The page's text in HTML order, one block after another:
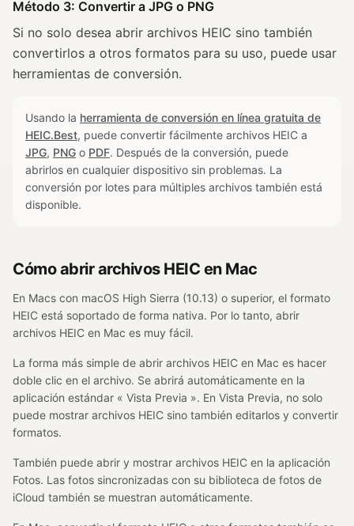
Método 3: Convertir a JPG o PNG
Si no solo desea abrir archivos HEIC sino también
convertirlos a otros formatos para su uso, puede usar
herramientas de conversión.
Usando la herramienta de conversión en línea gratuita de
HEIC.Best, puede convertir fácilmente archivos HEIC a
JPG, PNG o PDF. Después de la conversión, puede
abrirlos en cualquier dispositivo sin problemas. La
conversión por lotes para múltiples archivos también está
disponible.
Cómo abrir archivos HEIC en Mac
En Macs con macOS High Sierra (10.13) o superior, el formato
HEIC está soportado de forma nativa. Por lo tanto, abrir
archivos HEIC en Mac es muy fácil.
La forma más simple de abrir archivos HEIC en Mac es hacer
doble clic en el archivo. Se abrirá automáticamente en la
aplicación estándar « Vista Previa ». En Vista Previa, no solo
puede mostrar archivos HEIC sino también editarlos y convertir
formatos.
También puede abrir y mostrar archivos HEIC en la aplicación
Fotos. Las fotos sincronizadas con su biblioteca de fotos de
iCloud también se muestran automáticamente.